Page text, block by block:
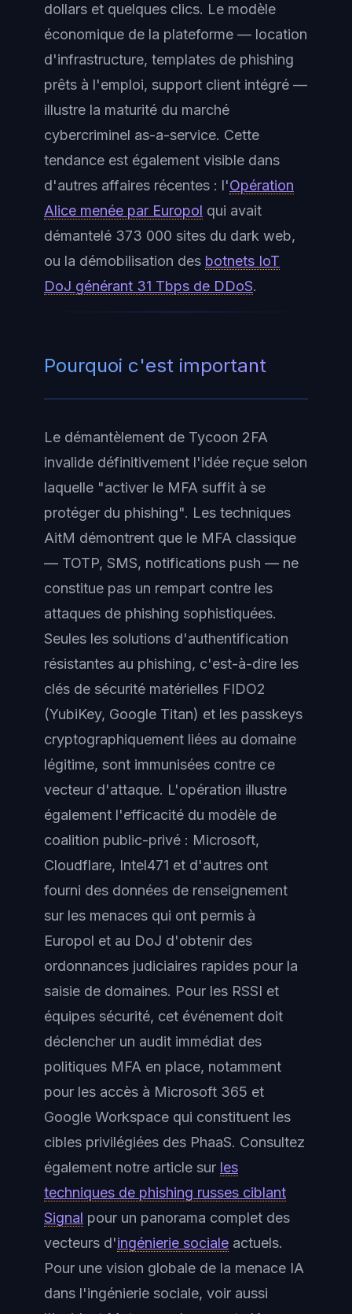
dollars et quelques clics. Le modèle
économique de la plateforme — location
d'infrastructure, templates de phishing
prêts à l'emploi, support client intégré —
illustre la maturité du marché
cybercriminel as-a-service. Cette
tendance est également visible dans
d'autres affaires récentes : l'Opération
Alice menée par Europol qui avait
démantelé 373 000 sites du dark web,
ou la démobilisation des botnets IoT
DoJ générant 31 Tbps de DDoS.
Pourquoi c'est important
Le démantèlement de Tycoon 2FA
invalide définitivement l'idée reçue selon
laquelle "activer le MFA suffit à se
protéger du phishing". Les techniques
AitM démontrent que le MFA classique
— TOTP, SMS, notifications push — ne
constitue pas un rempart contre les
attaques de phishing sophistiquées.
Seules les solutions d'authentification
résistantes au phishing, c'est-à-dire les
clés de sécurité matérielles FIDO2
(YubiKey, Google Titan) et les passkeys
cryptographiquement liées au domaine
légitime, sont immunisées contre ce
vecteur d'attaque. L'opération illustre
également l'efficacité du modèle de
coalition public-privé : Microsoft,
Cloudflare, Intel471 et d'autres ont
fourni des données de renseignement
sur les menaces qui ont permis à
Europol et au DoJ d'obtenir des
ordonnances judiciaires rapides pour la
saisie de domaines. Pour les RSSI et
équipes sécurité, cet événement doit
déclencher un audit immédiat des
politiques MFA en place, notamment
pour les accès à Microsoft 365 et
Google Workspace qui constituent les
cibles privilégiées des PhaaS. Consultez
également notre article sur les
techniques de phishing russes ciblant
Signal pour un panorama complet des
vecteurs d'ingénierie sociale actuels.
Pour une vision globale de la menace IA
dans l'ingénierie sociale, voir aussi